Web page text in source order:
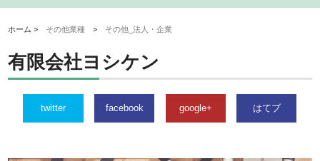
ホーム > その他業種 > その他_法人・企業
有限会社ヨシケン
twitter facebook google+ はてブ